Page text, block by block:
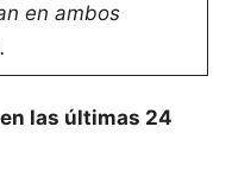
en ambos
las últimas 24